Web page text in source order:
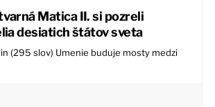
Matica II. si pozreli
desiatich štátov sveta
(295 slov) Umenie buduje mosty medzi